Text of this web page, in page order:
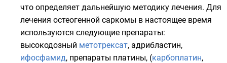
что определяет дальнейшую методику лечения. Для
лечения остеогенной саркомы в настоящее время
используются следующие препараты:
высокодозный метотрексат, адрибластин,
ифосфамид, препараты платины, (карбоплатин,